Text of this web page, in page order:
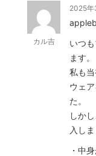
カル吉
2025年
いつ
ます。
私も
ウェ
た。
しか
入しま
・中